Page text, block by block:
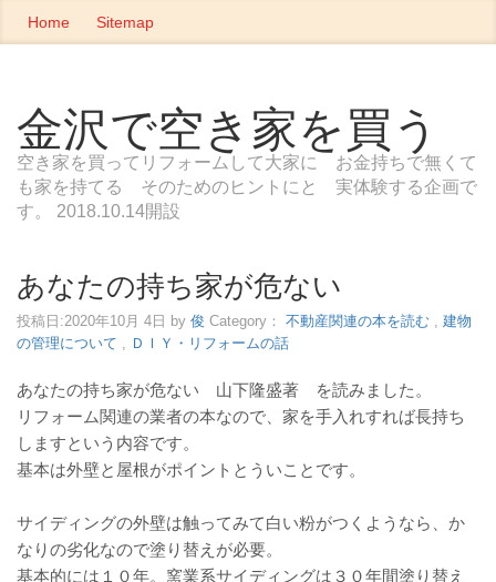
Home Sitemap
金沢で空き家を買う
空き家を買ってリフォームして大家に お金持ちで無くて
も家を持てる そのためのヒントにと 実体験する企画で
す。 2018.10.14開設
あなたの持ち家が危ない
投稿日:2020年10月 4日 by 俊 Category： 不動産関連の本を読む , 建物
の管理について , ＤＩＹ・リフォームの話
あなたの持ち家が危ない 山下隆盛著 を読みました。
リフォーム関連の業者の本なので、家を手入れすれば長持ち
しますという内容です。
基本は外壁と屋根がポイントとういことです。
サイディングの外壁は触ってみて白い粉がつくようなら、か
なりの劣化なので塗り替えが必要。
基本的には１０年。窯業系サイディングは３０年間塗り替え